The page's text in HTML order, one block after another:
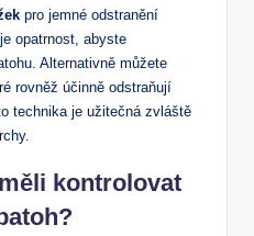
pro jemné odstranění‌
opatrnost, abyste
Alternativně můžete
rovněž účinně odstraňují
technika je ⁤užitečná zvláště
kontrolovat